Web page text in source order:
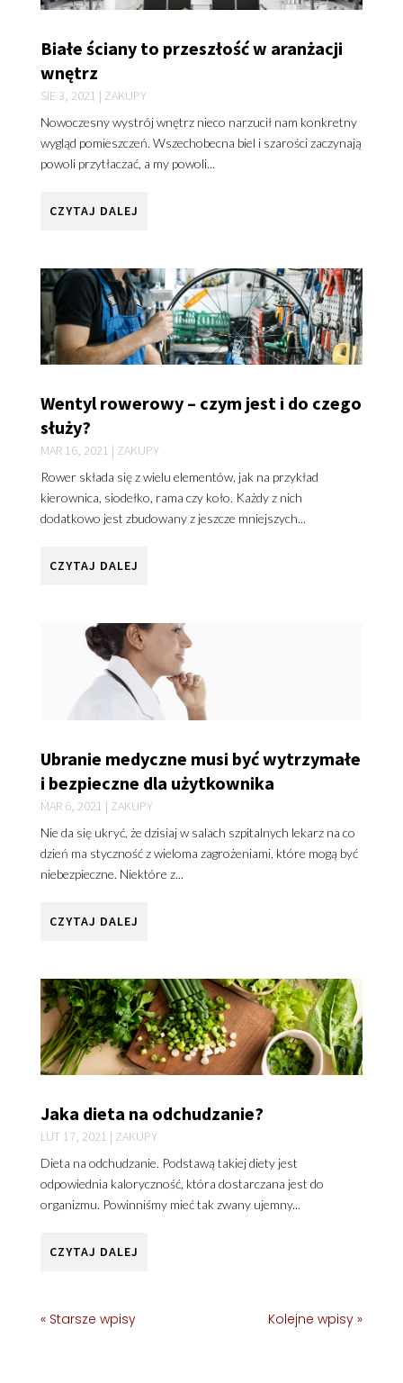
Białe ściany to przeszłość w aranżacji
wnętrz
SIE 3, 2021 | ZAKUPY
Nowoczesny wystrój wnętrz nieco narzucił nam konkretny
wygląd pomieszczeń. Wszechobecna biel i szarości zaczynają
powoli przytłaczać, a my powoli...
CZYTAJ DALEJ
Wentyl rowerowy – czym jest i do czego
służy?
MAR 16, 2021 | ZAKUPY
Rower składa się z wielu elementów, jak na przykład
kierownica, siodełko, rama czy koło. Każdy z nich
dodatkowo jest zbudowany z jeszcze mniejszych...
CZYTAJ DALEJ
Ubranie medyczne musi być wytrzymałe
i bezpieczne dla użytkownika
MAR 6, 2021 | ZAKUPY
Nie da się ukryć, że dzisiaj w salach szpitalnych lekarz na co
dzień ma styczność z wieloma zagrożeniami, które mogą być
niebezpieczne. Niektóre z...
CZYTAJ DALEJ
Jaka dieta na odchudzanie?
LUT 17, 2021 | ZAKUPY
Dieta na odchudzanie. Podstawą takiej diety jest
odpowiednia kaloryczność, która dostarczana jest do
organizmu. Powinniśmy mieć tak zwany ujemny...
CZYTAJ DALEJ
« Starsze wpisy Kolejne wpisy »